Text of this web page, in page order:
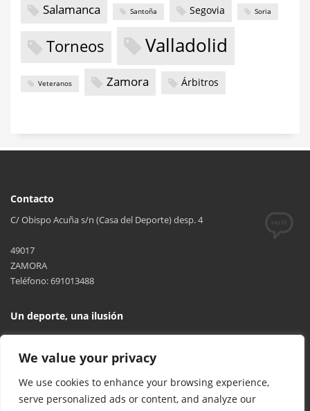
We value your privacy
We use cookies to enhance your browsing experience,
serve personalized ads or content, and analyze our
Salamanca Santoña Segovia Soria
Torneos Valladolid
Veteranos Zamora Árbitros
Contacto
C/ Obispo Acuña s/n (Casa del Deporte) desp. 4
49017
ZAMORA
Teléfono: 691013488
Un deporte, una ilusión